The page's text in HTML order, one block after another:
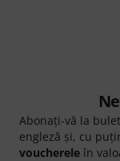
Abonați-vă la
engleză și, cu
voucherele în